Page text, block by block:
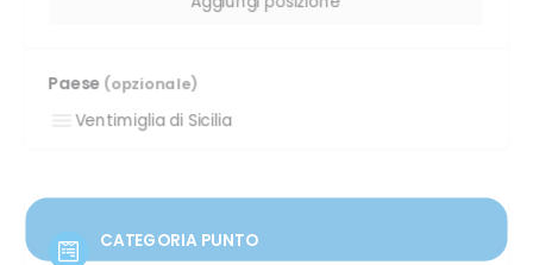
Paese (opzionale)
CATEGORIA PUNTO